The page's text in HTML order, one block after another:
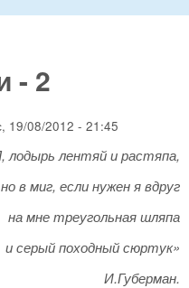
- 2
19/08/2012 - 21:45
лодырь лентяй и растяпа,
но в миг, если нужен я вдруг
на мне треугольная шляпа
и серый походный сюртук»
И.Губерман.